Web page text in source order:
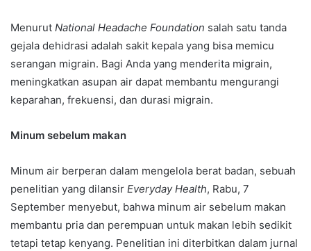
Menurut National Headache Foundation salah satu tanda
gejala dehidrasi adalah sakit kepala yang bisa memicu
serangan migrain. Bagi Anda yang menderita migrain,
meningkatkan asupan air dapat membantu mengurangi
keparahan, frekuensi, dan durasi migrain.
Minum sebelum makan
Minum air berperan dalam mengelola berat badan, sebuah
penelitian yang dilansir Everyday Health, Rabu, 7
September menyebut, bahwa minum air sebelum makan
membantu pria dan perempuan untuk makan lebih sedikit
tetapi tetap kenyang. Penelitian ini diterbitkan dalam jurnal